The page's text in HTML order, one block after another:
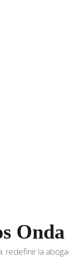
Onda
redefinir la